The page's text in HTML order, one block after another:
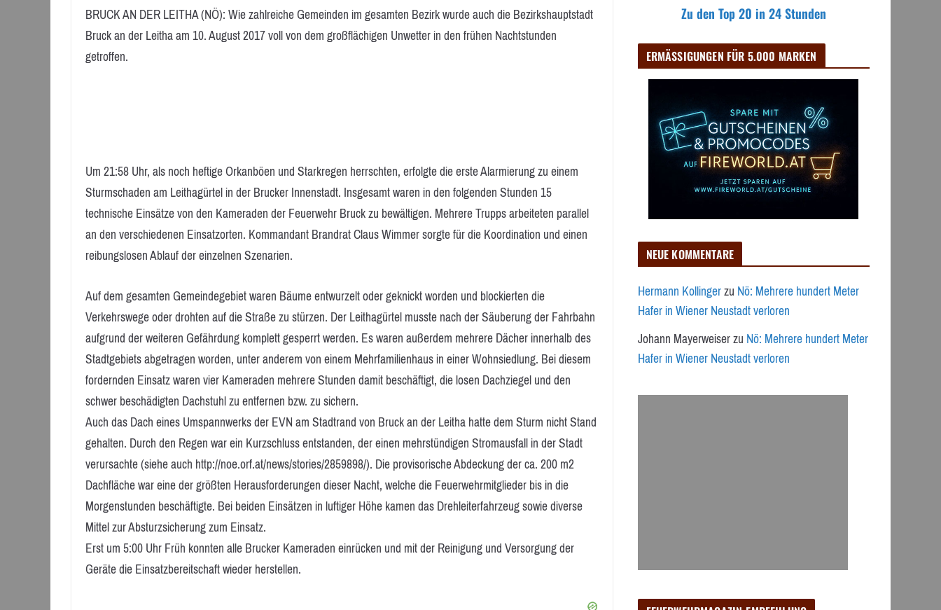
BRUCK AN DER LEITHA (NÖ): Wie zahlreiche Gemeinden im gesamten Bezirk wurde auch die Bezirkshauptstadt
Bruck an der Leitha am 10. August 2017 voll von dem großflächigen Unwetter in den frühen Nachtstunden
getroffen.
Um 21:58 Uhr, als noch heftige Orkanböen und Starkregen herrschten, erfolgte die erste Alarmierung zu einem
Sturmschaden am Leithagürtel in der Brucker Innenstadt. Insgesamt waren in den folgenden Stunden 15
technische Einsätze von den Kameraden der Feuerwehr Bruck zu bewältigen. Mehrere Trupps arbeiteten parallel
an den verschiedenen Einsatzorten. Kommandant Brandrat Claus Wimmer sorgte für die Koordination und einen
reibungslosen Ablauf der einzelnen Szenarien.
Auf dem gesamten Gemeindegebiet waren Bäume entwurzelt oder geknickt worden und blockierten die
Verkehrswege oder drohten auf die Straße zu stürzen. Der Leithagürtel musste nach der Säuberung der Fahrbahn
aufgrund der weiteren Gefährdung komplett gesperrt werden. Es waren außerdem mehrere Dächer innerhalb des
Stadtgebiets abgetragen worden, unter anderem von einem Mehrfamilienhaus in einer Wohnsiedlung. Bei diesem
fordernden Einsatz waren vier Kameraden mehrere Stunden damit beschäftigt, die losen Dachziegel und den
schwer beschädigten Dachstuhl zu entfernen bzw. zu sichern.
Auch das Dach eines Umspannwerks der EVN am Stadtrand von Bruck an der Leitha hatte dem Sturm nicht Stand
gehalten. Durch den Regen war ein Kurzschluss entstanden, der einen mehrstündigen Stromausfall in der Stadt
verursachte (siehe auch http://noe.orf.at/news/stories/2859898/). Die provisorische Abdeckung der ca. 200 m2
Dachfläche war eine der größten Herausforderungen dieser Nacht, welche die Feuerwehrmitglieder bis in die
Morgenstunden beschäftigte. Bei beiden Einsätzen in luftiger Höhe kamen das Drehleiterfahrzeug sowie diverse
Mittel zur Absturzsicherung zum Einsatz.
Erst um 5:00 Uhr Früh konnten alle Brucker Kameraden einrücken und mit der Reinigung und Versorgung der
Geräte die Einsatzbereitschaft wieder herstellen.
Zu den Top 20 in 24 Stunden
ERMÄSSIGUNGEN FÜR 5.000 MARKEN
NEUE KOMMENTARE
Hermann KollingerzuNö: Mehrere hundert Meter
Hafer in Wiener Neustadt verloren
Johann MayerweiserzuNö: Mehrere hundert Meter
Hafer in Wiener Neustadt verloren